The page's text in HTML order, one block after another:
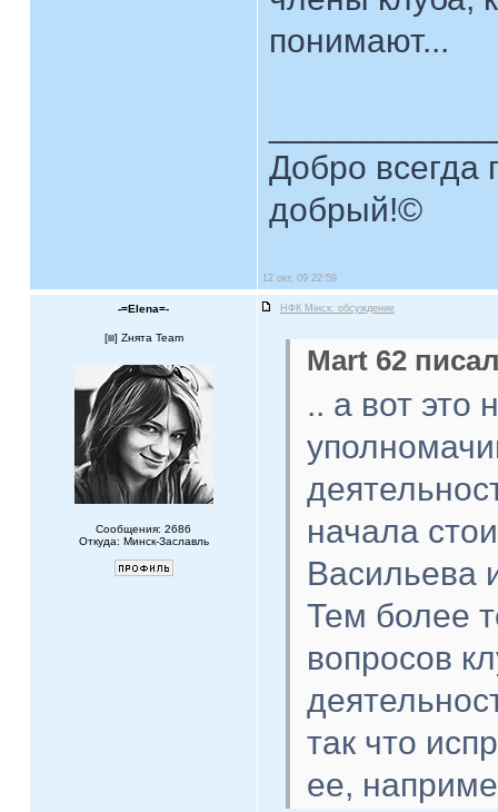
понимают...
Добро всегда
добрый!©
12 окт, 09 22:59
-=Elena=- НФК Мiнск: обсуждение
[ ] Zнята Team
Сообщения: 2686
Откуда: Минск-Заславль
Mart 62
.. а вот это
начала
Васильева
Тем более
вопросов
так что
ее,